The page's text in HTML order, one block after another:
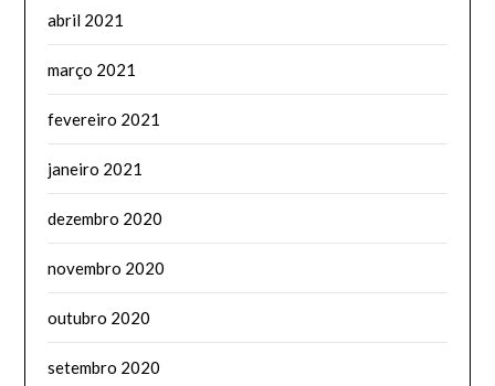
abril 2021
março 2021
fevereiro 2021
janeiro 2021
dezembro 2020
novembro 2020
outubro 2020
setembro 2020